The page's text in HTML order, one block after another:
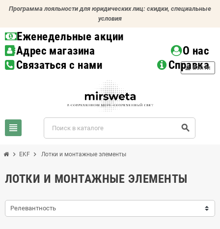
Программа лояльности для юридических лиц: скидки, специальные
условия
Еженедельные акции
Адрес магазина
О нас
Связаться с нами
Справка
view_headline search
person Войти
chevron_right EKF chevron_right Лотки и монтажные элементы
ЛОТКИ И МОНТАЖНЫЕ ЭЛЕМЕНТЫ
Релевантность